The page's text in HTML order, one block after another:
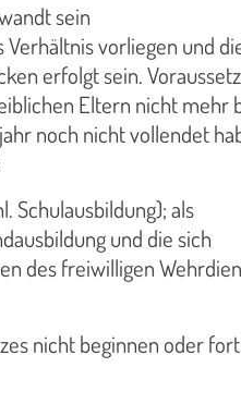
sein
vorliegen und
erfolgt sein.
Eltern nicht mehr
noch nicht vollendet
Schulausbildung); als
und die sich
des freiwilligen
nicht beginnen oder